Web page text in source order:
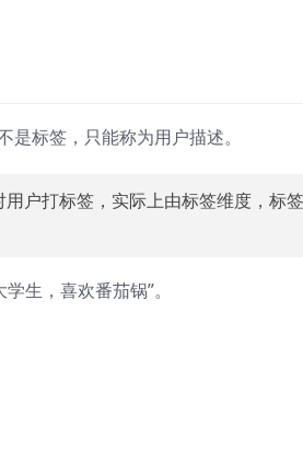
标签，只能称为用户描述。
户打标签，实际上由标签维度，标签
生，喜欢番茄锅”。